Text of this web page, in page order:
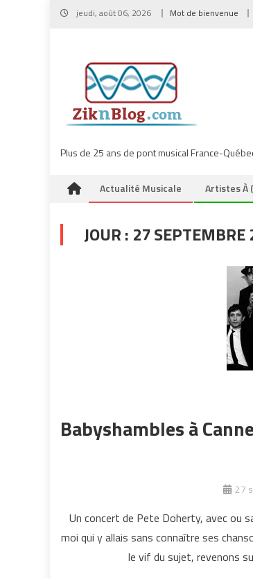
Skip
jeudi, août 06, 2026 Mot de bienvenue
Plus de 25 ans de pont musical France-
Actualité Musicale Artistes À
JOUR : 27 SEPTEMBRE
Babyshambles à
27
Un concert de Pete Doherty, avec ou
moi qui y allais sans connaître ses
le vif du sujet, revenons